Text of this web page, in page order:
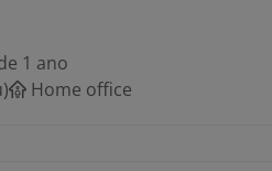
1 ano
Home office